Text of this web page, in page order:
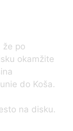
že po
okamžite
do Koša.
na disku.